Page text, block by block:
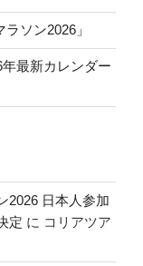
ソン2026」
最新カレンダー
2026 日本人参加
定 に コリアツア